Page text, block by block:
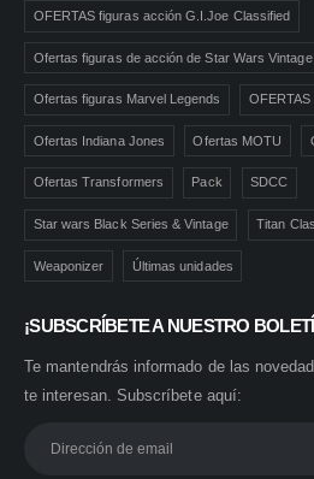
OFERTAS figuras acción G.I.Joe Classified
Ofertas figuras de acción de Star Wars
Ofertas figuras Marvel Legends
Ofertas Indiana Jones Ofertas MOTU
Ofertas Transformers Pack SDCC
Star wars Black Series & Vintage Titan
Weaponizer Últimas unidades
¡SUBSCRÍBETE A NUESTRO
Te mantendrás informado de las
te interesan. Subscríbete aquí: